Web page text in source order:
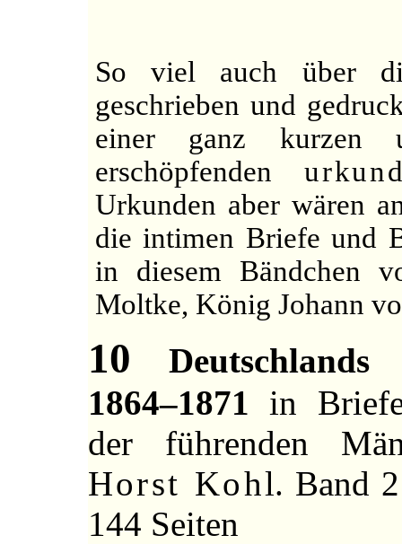
So viel auch über
geschrieben und
einer ganz kurzen
erschöpfenden
Urkunden aber wären
die intimen Briefe und
in diesem Bändchen
Moltke, König Johann
10 Deutschlands
1864–1871 in
der führenden
Horst Kohl. Band
144 Seiten